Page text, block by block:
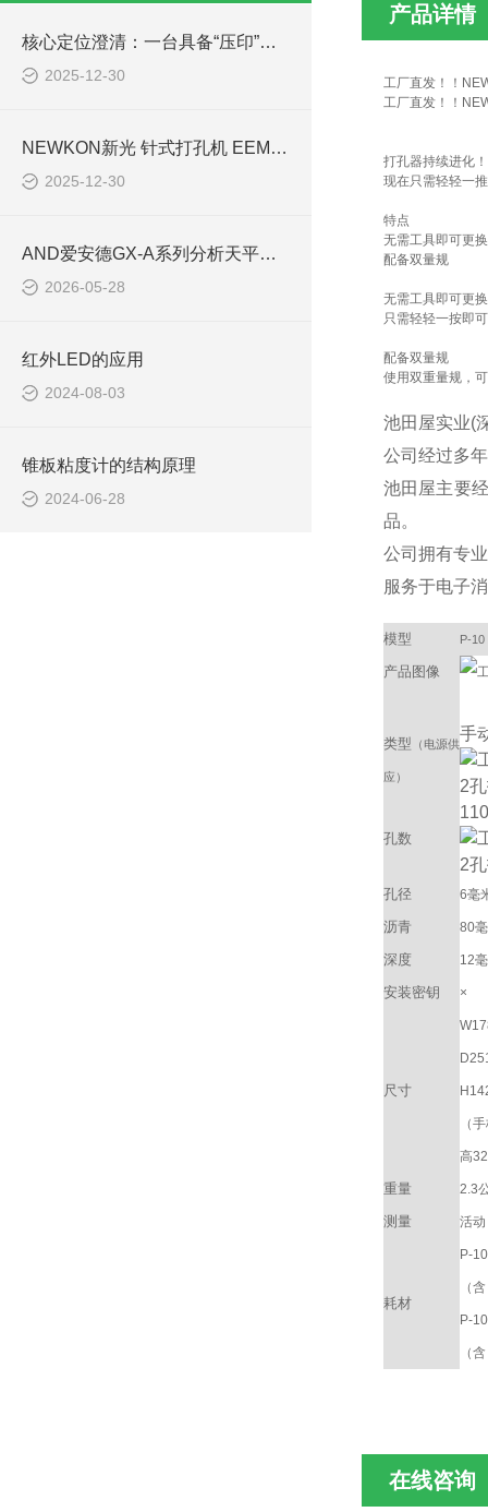
核心定位澄清：一台具备“压印”功能的精密打孔机
2025-12-30
NEWKON新光 针式打孔机 EEM-70 选购指南
2025-12-30
AND爱安德GX-A系列分析天平的技术特点与选型指南【池田屋商社】
2026-05-28
红外LED的应用
2024-08-03
锥板粘度计的结构原理
2024-06-28
产品详情
工厂直发！！
工厂直发！！
打孔器持续进化！
现在只需轻轻一
特点
无需工具即可更
配备双量规
无需工具即可更
只需轻轻一按即
配备双量规
使用双重量规，
池田屋实业(
公司经过多
池田屋主要
品。
公司拥有专
服务于电子
模型 P-10
产品图像
类型 （电源供
应）
手
孔数
孔径 6毫
沥青 80
深度 12
安装密钥 ×
尺寸
（
高
重量 2.3
测量 活动
耗材
P-
（
P-
（
在线咨询